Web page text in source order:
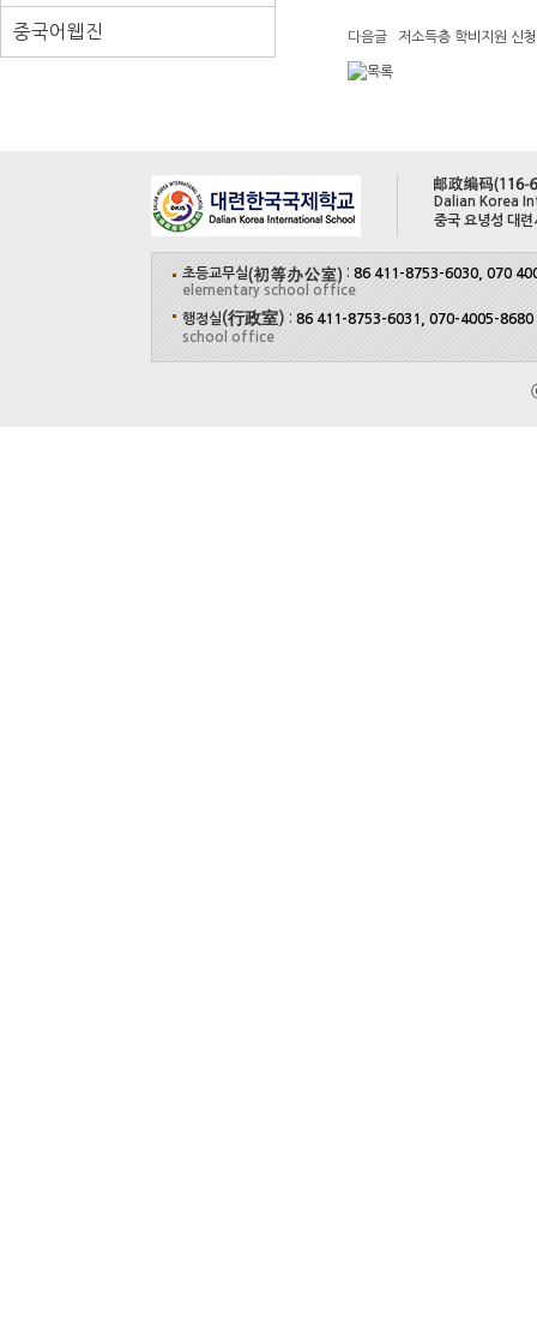
중국어웹진 다음글 저소득층 학비지원 신
Dalian Korea
중국 요녕성 대
초등교무실 : 86 411-8753-6030, 070
elementary school office
행정실(行政室) : 86 411-8753-6031, 070-4005-8680
school office